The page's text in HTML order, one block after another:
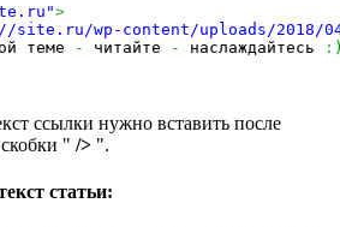
>
site.ru/wp-content/uploads/2018/
теме
- читайте - наслаждайтесь :
ссылки нужно вставить после
" /> ".
статьи: